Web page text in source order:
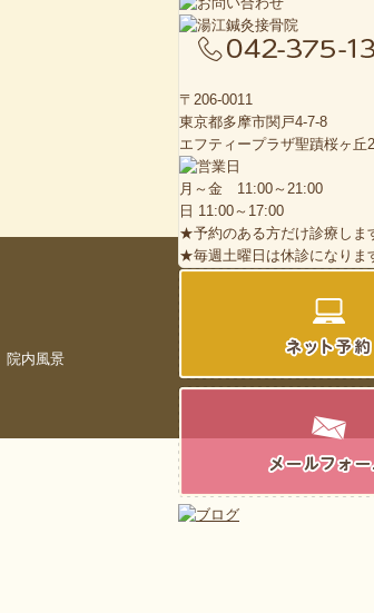
〒206-0011
東京都多摩市関戸4-7-8
エフティープラザ聖蹟桜ヶ丘
月～金 11:00～21:00
日 11:00～17:00
★予約のある方だけ診療しま
★毎週土曜日は休診になりま
院内風景